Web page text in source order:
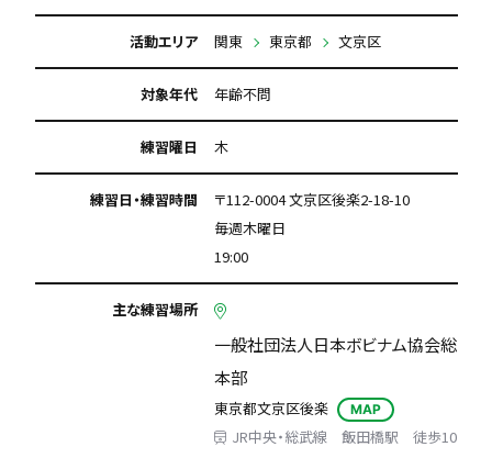
保護者の当番なし
活動エリア 関東 東京都 文京区
対象年代 年齢不問
練習曜日 木
練習日・練習時間
〒112-0004 文京区後楽2-18-10
毎週木曜日
19:00
主な練習場所
一般社団法人日本ボビナム協会総
本部
東京都文京区後楽 MAP
JR中央・総武線 飯田橋駅 徒歩10